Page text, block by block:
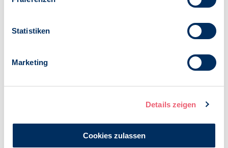
Statistiken
Marketing
Details zeigen
Cookies zulassen
12.06.2024